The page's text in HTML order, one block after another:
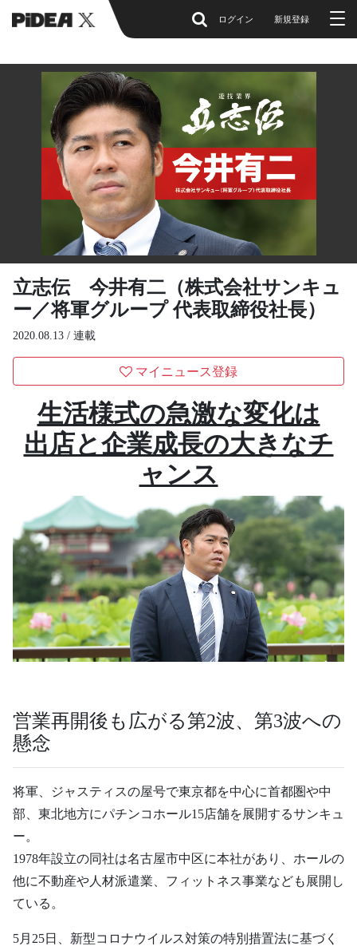
ログイン 新規登録
立志伝 今井有二（株式会社サンキュ
ー／将軍グループ 代表取締役社長）
2020.08.13 / 連載
マイニュース登録
生活様式の急激な変化は
出店と企業成長の大きなチ
ャンス
営業再開後も広がる第2波、第3波への
懸念
将軍、ジャスティスの屋号で東京都を中心に首都圏や中
部、東北地方にパチンコホール15店舗を展開するサンキュ
ー。
1978年設立の同社は名古屋市中区に本社があり、ホールの
他に不動産や人材派遣業、フィットネス事業なども展開し
ている。
5月25日、新型コロナウイルス対策の特別措置法に基づく